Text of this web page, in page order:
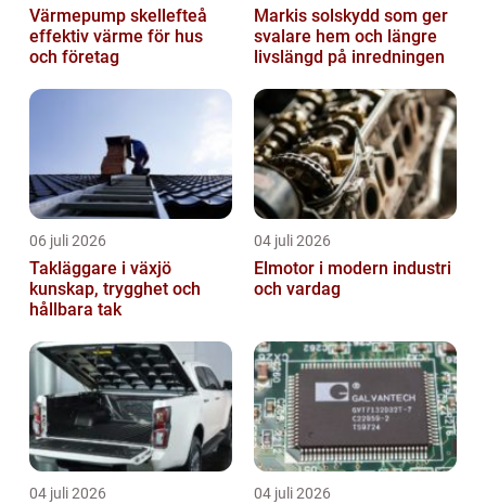
Värmepump skellefteå
effektiv värme för hus
och företag
Markis solskydd som ger
svalare hem och längre
livslängd på inredningen
06 juli 2026
Takläggare i växjö
kunskap, trygghet och
hållbara tak
04 juli 2026
Elmotor i modern industri
och vardag
04 juli 2026 04 juli 2026